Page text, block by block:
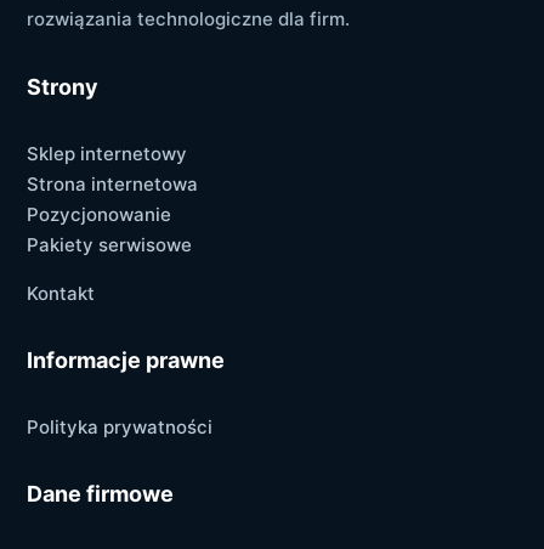
rozwiązania technologiczne dla firm.
Strony
Sklep internetowy
Strona internetowa
Pozycjonowanie
Pakiety serwisowe
Kontakt
Informacje prawne
Polityka prywatności
Dane firmowe